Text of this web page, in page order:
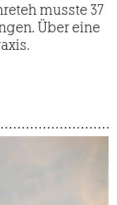
musste 37
Über eine